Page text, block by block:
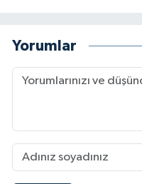
Yorumlar